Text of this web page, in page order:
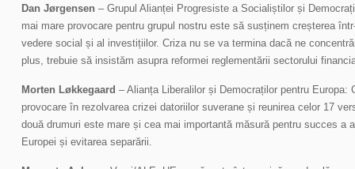
Dan Jørgensen – Grupul Alianței Progresiste a Socialiștilor și
mai mare provocare pentru grupul nostru este să susținem creșterea
vedere social și al investițiilor. Criza nu se va termina dacă ne
plus, trebuie să insistăm asupra reformei reglementării sectorului
Morten Løkkegaard – Alianța Liberalilor și Democraților pentru Europa:
provocare în rezolvarea crizei datoriilor suverane și reunirea celor 17
două drumuri este mare și cea mai importantă măsură pentru succes a
Europei și evitarea separării.